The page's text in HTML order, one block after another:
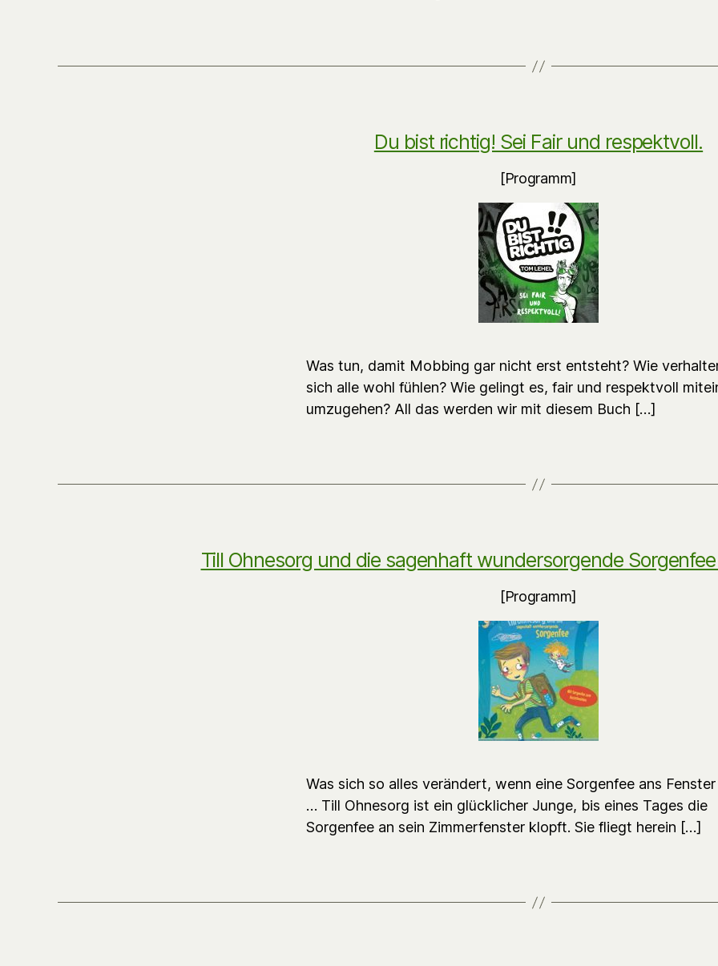
Du bist richtig! Sei Fair und respektvoll.
[Programm]
Was tun, damit Mobbing gar nicht erst entsteht? Wie
sich alle wohl fühlen? Wie gelingt es, fair und respektvoll
umzugehen? All das werden wir mit diesem Buch […]
Till Ohnesorg und die sagenhaft wundersorgende Sorgenfee
[Programm]
Was sich so alles verändert, wenn eine Sorgenfee ans
… Till Ohnesorg ist ein glücklicher Junge, bis eines Tages die
Sorgenfee an sein Zimmerfenster klopft. Sie fliegt herein […]